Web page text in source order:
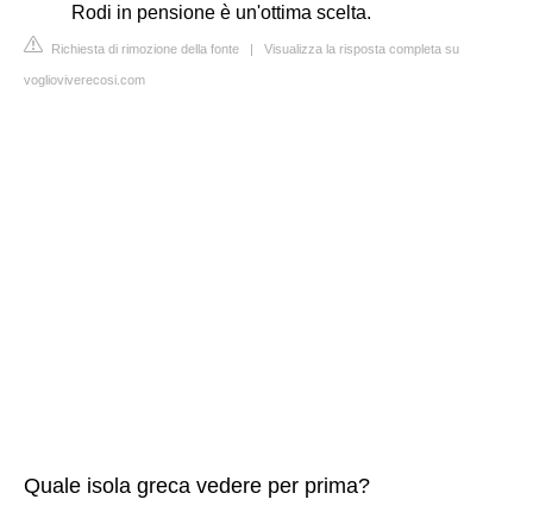
Rodi in pensione è un'ottima scelta.
Richiesta di rimozione della fonte | Visualizza la risposta completa su
voglioviverecosi.com
Quale isola greca vedere per prima?